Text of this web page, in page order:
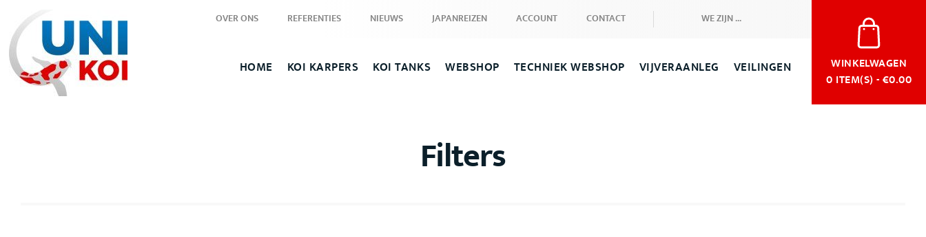
OVER ONS REFERENTIES NIEUWS JAPANREIZEN ACCOUNT CONTACT WE ZIJN ...
HOME KOI KARPERS KOI TANKS WEBSHOP TECHNIEK WEBSHOP VIJVERAANLEG VEILINGEN
WINKELWAGEN
0 ITEM(S) - €0.00
Filters